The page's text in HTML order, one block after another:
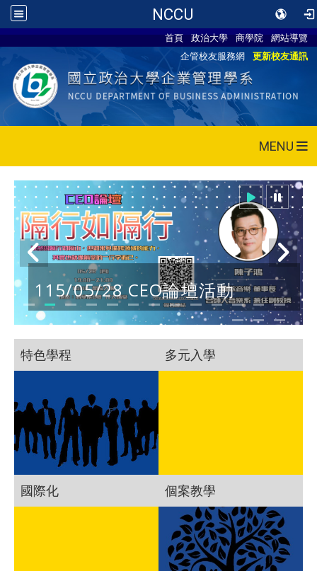
NCCU
首頁 政治大學 商學院
網站導覽
企管校友服務網
更新校友通訊
MENU
115/05/28 CEO論壇活動
特色學程 多元入學
國際化 個案教學